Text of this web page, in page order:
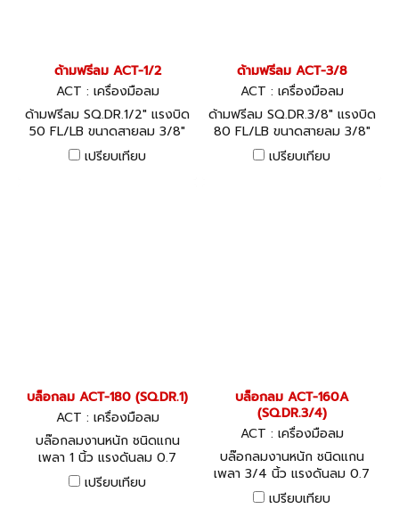
ด้ามฟรีลม ACT-1/2
ACT : เครื่องมือลม
ด้ามฟรีลม SQ.DR.1/2" แรงบิด
50 FL/LB ขนาดสายลม 3/8"
ความเร็วรอบ 160 รอบต่อนาที
เปรียบเทียบ
ด้ามฟรีลม ACT-3/8
ACT : เครื่องมือลม
ด้ามฟรีลม SQ.DR.3/8" แรงบิด
80 FL/LB ขนาดสายลม 3/8"
ความเร็วรอบ 160 รอบต่อนาที
เปรียบเทียบ
บล็อกลม ACT-180 (SQ.DR.1)
ACT : เครื่องมือลม
บล๊อกลมงานหนัก ชนิดแกน
เพลา 1 นิ้ว แรงดันลม 0.7
m3/min
เปรียบเทียบ
บล็อกลม ACT-160A
(SQ.DR.3/4)
ACT : เครื่องมือลม
บล๊อกลมงานหนัก ชนิดแกน
เพลา 3/4 นิ้ว แรงดันลม 0.7
m3/min
เปรียบเทียบ